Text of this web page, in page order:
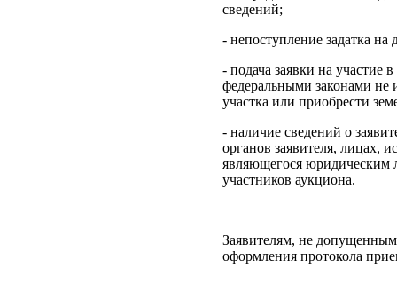
сведений;
- непоступление задатка на
- подача заявки на участие
федеральными законами не
участка или приобрести
- наличие сведений о
органов заявителя, лицах,
являющегося юридическим
участников аукциона.
Заявителям, не допущенным
оформления протокола